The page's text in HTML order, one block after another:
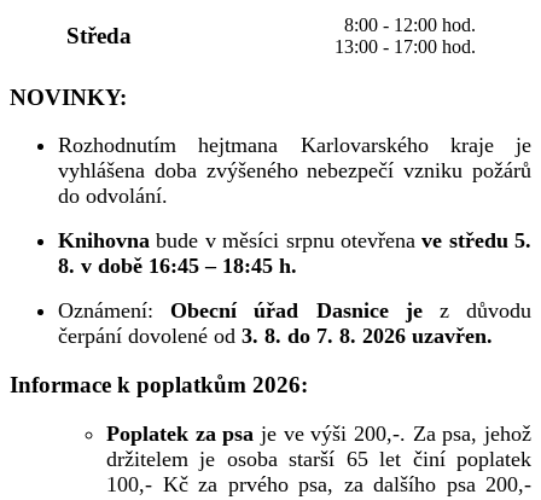
Středa
8:00 - 12:00 hod.
13:00 - 17:00 hod.
NOVINKY:
Rozhodnutím hejtmana Karlovarského kraje je
vyhlášena doba zvýšeného nebezpečí vzniku požárů
do odvolání.
Knihovna bude v měsíci srpnu otevřenave středu 5.
8. v době 16:45 – 18:45 h.
Oznámení:Obecní úřad Dasnice jez důvodu
čerpání dovolené od 3. 8. do 7. 8. 2026 uzavřen.
Informace k poplatkům 2026:
Poplatek za psa je ve výši 200,-. Za psa, jehož
držitelem je osoba starší 65 let činí poplatek
100,- Kč za prvého psa, za dalšího psa 200,-